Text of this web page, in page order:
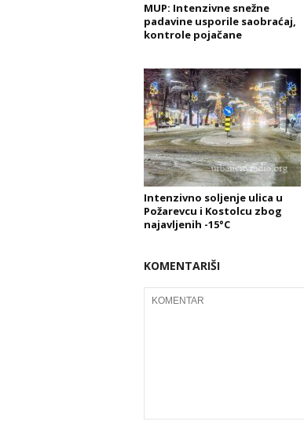
MUP: Intenzivne snežne
padavine usporile saobraćaj,
kontrole pojačane
Intenzivno soljenje ulica u
Požarevcu i Kostolcu zbog
najavljenih -15°C
KOMENTARIŠI